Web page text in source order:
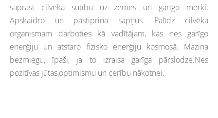
saprast cilvēka sūtību uz zemes un garīgo mērķi.
Apskaidro un pastiprina sapņus. Palīdz cilvēka
organismam darboties kā vadītājam, kas nes garīgo
enerģiju un atstaro fizisko enerģiju kosmosā. Mazina
bezmiegu, īpaši, ja to izraisa garīga pārslodze.Nes
pozitīvas jūtas,optimismu un cerību nākotnei.